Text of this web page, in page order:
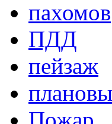
пахомов
ПДД
пейзаж